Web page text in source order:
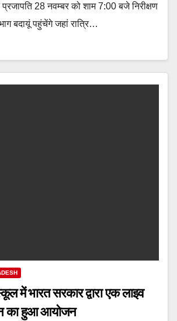
प्रजापति 28 नवम्बर को शाम 7:00 बजे निरीक्षण
बदायूं पहुंचेंगे जहां रात्रि…
में भारत सरकार द्वारा एक लाइव
का हुआ आयोजन